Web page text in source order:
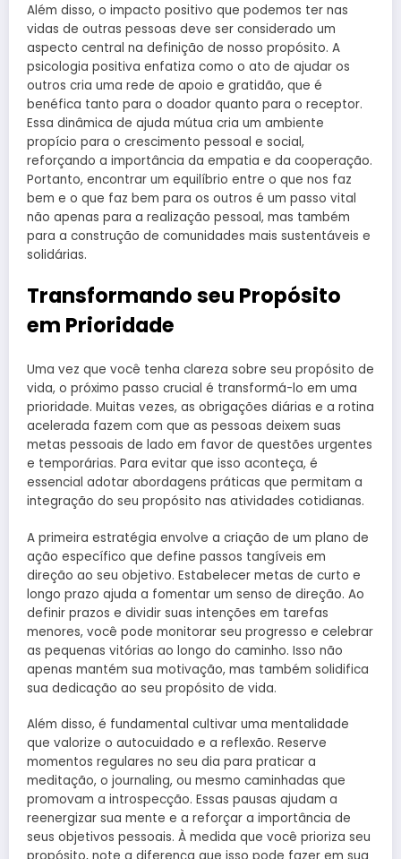
Além disso, o impacto positivo que podemos ter nas
vidas de outras pessoas deve ser considerado um
aspecto central na definição de nosso propósito. A
psicologia positiva enfatiza como o ato de ajudar os
outros cria uma rede de apoio e gratidão, que é
benéfica tanto para o doador quanto para o receptor.
Essa dinâmica de ajuda mútua cria um ambiente
propício para o crescimento pessoal e social,
reforçando a importância da empatia e da cooperação.
Portanto, encontrar um equilíbrio entre o que nos faz
bem e o que faz bem para os outros é um passo vital
não apenas para a realização pessoal, mas também
para a construção de comunidades mais sustentáveis e
solidárias.
Transformando seu Propósito
em Prioridade
Uma vez que você tenha clareza sobre seu propósito de
vida, o próximo passo crucial é transformá-lo em uma
prioridade. Muitas vezes, as obrigações diárias e a rotina
acelerada fazem com que as pessoas deixem suas
metas pessoais de lado em favor de questões urgentes
e temporárias. Para evitar que isso aconteça, é
essencial adotar abordagens práticas que permitam a
integração do seu propósito nas atividades cotidianas.
A primeira estratégia envolve a criação de um plano de
ação específico que define passos tangíveis em
direção ao seu objetivo. Estabelecer metas de curto e
longo prazo ajuda a fomentar um senso de direção. Ao
definir prazos e dividir suas intenções em tarefas
menores, você pode monitorar seu progresso e celebrar
as pequenas vitórias ao longo do caminho. Isso não
apenas mantém sua motivação, mas também solidifica
sua dedicação ao seu propósito de vida.
Além disso, é fundamental cultivar uma mentalidade
que valorize o autocuidado e a reflexão. Reserve
momentos regulares no seu dia para praticar a
meditação, o journaling, ou mesmo caminhadas que
promovam a introspecção. Essas pausas ajudam a
reenergizar sua mente e a reforçar a importância de
seus objetivos pessoais. À medida que você prioriza seu